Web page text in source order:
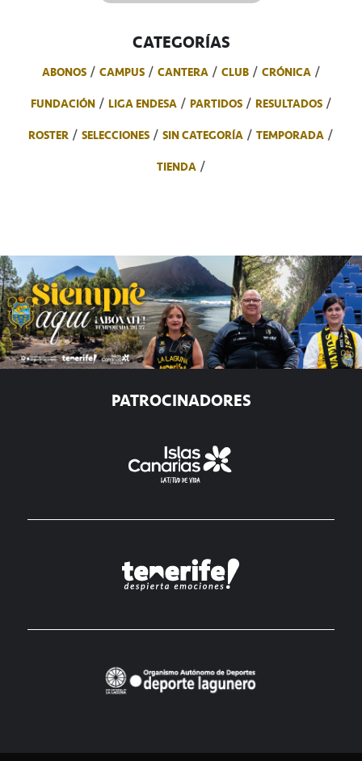
CATEGORÍAS
ABONOS CAMPUS CANTERA CLUB
CRÓNICA
FUNDACIÓN
LIGA ENDESA PARTIDOS
RESULTADOS
ROSTER
SELECCIONES SIN CATEGORÍA
TEMPORADA
TIENDA
PATROCINADORES